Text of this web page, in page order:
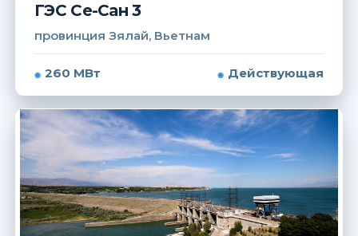
ГЭС Се-Сан 3
провинция Зялай, Вьетнам
260 МВт Действующая